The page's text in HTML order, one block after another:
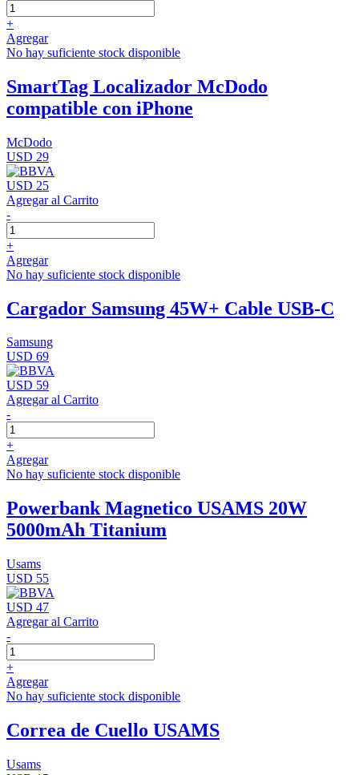
+
Agregar
No hay suficiente stock disponible
SmartTag Localizador McDodo
compatible con iPhone
McDodo
USD 29
USD 25
Agregar al Carrito
-
+
Agregar
No hay suficiente stock disponible
Cargador Samsung 45W+ Cable USB-C
Samsung
USD 69
USD 59
Agregar al Carrito
-
+
Agregar
No hay suficiente stock disponible
Powerbank Magnetico USAMS 20W
5000mAh Titanium
Usams
USD 55
USD 47
Agregar al Carrito
-
+
Agregar
No hay suficiente stock disponible
Correa de Cuello USAMS
Usams